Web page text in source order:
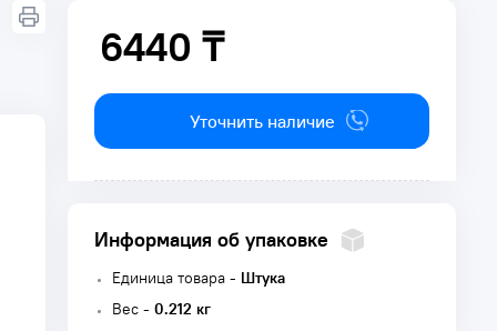
6440 ₸
6440 ₸
Уточнить наличие
Информация об упаковке
Единица товара - Штука
Вес - 0.212 кг